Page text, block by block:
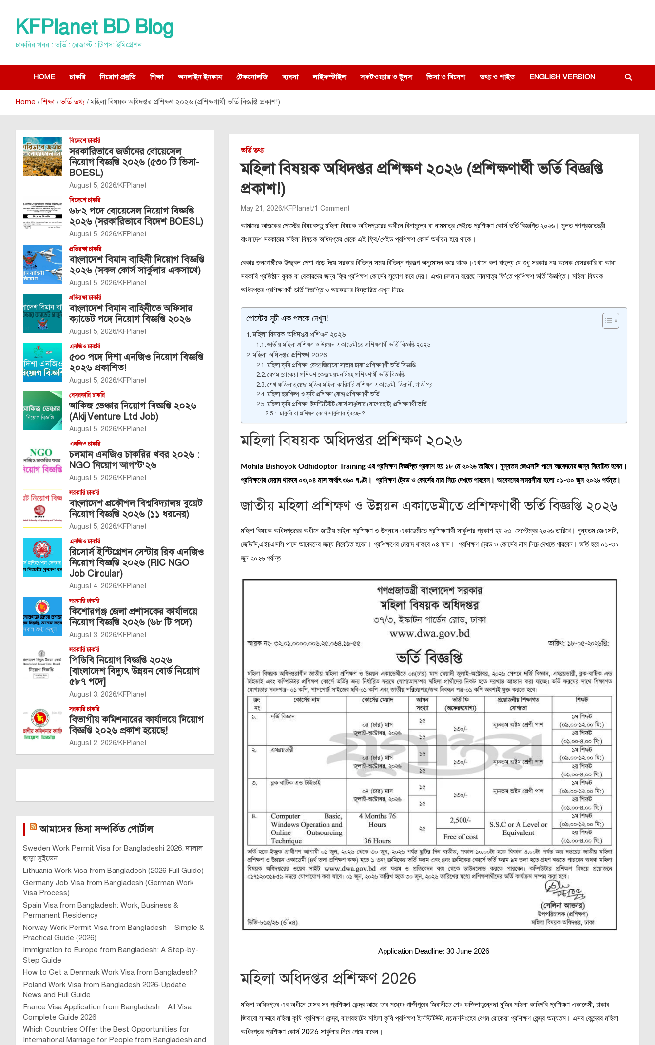
contentKFPlanet BD Blog
চাকরির খবর : ভর্তি : রেজাল্ট : টিপস: ইমিগ্রেশন
HOME চাকরি নিয়োগ প্রস্তুতি শিক্ষা অনলাইন ইনকাম টেকনোলজি ব্যবসা লাইফস্টাইল সফটওয়্যার ও টুলস ভিসা ও বিদেশ তথ্য ও গাইড ENGLISH VERSION
Home শিক্ষা ভর্তি তথ্য মহিলা বিষয়ক অধিদপ্তর প্রশিক্ষণ ২০২৬ (প্রশিক্ষণার্থী ভর্তি বিজ্ঞপ্তি প্রকাশ!)
ভর্তি তথ্য
মহিলা বিষয়ক অধিদপ্তর প্রশিক্ষণ ২০২৬ (প্রশিক্ষণার্থী ভর্তি বিজ্ঞপ্তি
প্রকাশ!)
May 21, 2026 KFPlanet 1 Comment
আমাদের আজকের পোস্টের বিষয়বস্তু মহিলা বিষয়ক অধিদপ্তরের অধীনে বিনামূল্যে বা নামমাত্র পেইডে প্রশিক্ষণ কোর্স ভর্তি বিজ্ঞপ্তি ২০২৬। মুলত গণপ্রজাতন্ত্রী
বাংলাদেশ সরকারের মহিলা বিষয়ক অধিদপ্তর থেকে এই ফ্রি/পেইড প্রশিক্ষণ কোর্স অর্থায়ন হয়ে থাকে।
বেকার জনগোষ্ঠীকে উজ্জ্বল পেশা গড়ে দিয়ে সরকার বিভিন্ন সময় বিভিন্ন প্রকল্প অনুমোদন করে থাকে।এখানে বলা বাহুল্য যে শুধু সরকার নয় অনেক বেসরকারি বা আধা
সরকারি প্রতিষ্ঠান যুবক বা বেকারদের জন্য ফ্রি প্রশিক্ষণ কোর্সের সুযোগ করে দেয়। এখন চলমান রয়েছে নামমাত্র ফি’তে প্রশিক্ষণ ভর্তি বিজ্ঞপ্তি। মহিলা বিষয়ক
অধিদপ্তর প্রশিক্ষণার্থী ভর্তি বিজ্ঞপ্তি ও আবেদনের বিস্তারিত দেখুন নিচেঃ
পোস্টের সূচী এক পলকে দেখুন!
মহিলা বিষয়ক অধিদপ্তর প্রশিক্ষণ ২০২৬
জাতীয় মহিলা প্রশিক্ষণ ও উন্নয়ন একাডেমীতে প্রশিক্ষণার্থী ভর্তি বিজ্ঞপ্তি ২০২৬
মহিলা অধিদপ্তর প্রশিক্ষণ 2026
মহিলা কৃষি প্রশিক্ষণ কেন্দ্র জিরাবো সাভার ঢাকা প্রশিক্ষণার্থী ভর্তি বিজ্ঞপ্তি
বেগম রোকেয়া প্রশিক্ষণ কেন্দ্র ময়মনসিংহ প্রশিক্ষণার্থী ভর্তি বিজ্ঞপ্তি
শেখ ফজিলাতুন্নেছা মুজিব মহিলা কারিগরি প্রশিক্ষণ একাডেমী, জিরানী, গাজীপুর
মহিলা হস্তশিল্প ও কৃষি প্রশিক্ষণ কেন্দ্র প্রশিক্ষণার্থী ভর্তি
মহিলা কৃষি প্রশিক্ষণ ইনস্টিটিউট কোর্স সার্কুলার (বাগেরহাট) প্রশিক্ষণার্থী ভর্তি
চাকুরি বা প্রশিক্ষণ কোর্স সার্কুলার খুঁজছেন?
মহিলা বিষয়ক অধিদপ্তর প্রশিক্ষণ ২০২৬
Mohila Bishoyok Odhidoptor Training এর প্রশিক্ষণ বিজ্ঞপ্তি প্রকাশ হয় ১৮ মে ২০২৬ তারিখে। নুন্যতম জেএসসি পাসে আবেদনের জন্য বিবেচিত হবেন।
প্রশিক্ষণের মেয়াদ থাকবে ০৩,০৪ মাস অর্থাৎ ৩৬০ ঘণ্টা। প্রশিক্ষণ ট্রেড ও কোর্সের নাম নিচে দেখতে পারবেন। আবেদনের সময়সীমা হলো ০১-৩০ জুন ২০২৬ পর্যন্ত।
জাতীয় মহিলা প্রশিক্ষণ ও উন্নয়ন একাডেমীতে প্রশিক্ষণার্থী ভর্তি বিজ্ঞপ্তি ২০২৬
মহিলা বিষয়ক অধিদপ্তরের অধীনে জাতীয় মহিলা প্রশিক্ষণ ও উন্নয়ন একাডেমীতে প্রশিক্ষণার্থী সার্কুলার প্রকাশ হয় ২৩ সেপ্টেম্বর ২০২৬ তারিখে। নুন্যতম জেএসসি,
জেডিসি,এইচএসসি পাসে আবেদনের জন্য বিবেচিত হবেন। প্রশিক্ষণের মেয়াদ থাকবে ০৪ মাস। প্রশিক্ষণ ট্রেড ও কোর্সের নাম নিচে দেখতে পারবেন। ভর্তি হবে ০১-৩০
জুন ২০২৬ পর্যন্ত
Application Deadline: 30 June 2026
মহিলা অধিদপ্তর প্রশিক্ষণ 2026
মহিলা অধিদপ্তর এর অধীনে যেসব সব প্রশিক্ষণ কেন্দ্র আছে তার মধ্যেঃ গাজীপুরের জিরানীতে শেখ ফজিলাতুন্নেছা মুজিব মহিলা কারিগরি প্রশিক্ষণ একাডেমী, ঢাকার
জিরাবো সাভারে মহিলা কৃষি প্রশিক্ষণ কেন্দ্র, বাগেরহাটের মহিলা কৃষি প্রশিক্ষণ ইনস্টিটিউট, ময়মনসিংহের বেগম রোকেয়া প্রশিক্ষণ কেন্দ্র অন্যতম। এসব কেন্দ্রের মহিলা
অধিদপ্তর প্রশিক্ষণ কোর্স 2026 সার্কুলার নিচে পেয়ে যাবেন।
বিদেশে চাকরি
সরকারিভাবে জর্ডানের বোয়েসেল
নিয়োগ বিজ্ঞপ্তি ২০২৬ (৫৩০ টি ভিসা-
BOESL)
August 5, 2026 KFPlanet
বিদেশে চাকরি
৬৮২ পদে বোয়েসেল নিয়োগ বিজ্ঞপ্তি
২০২৬ (সরকারিভাবে বিদেশ BOESL)
August 5, 2026 KFPlanet
প্রতিরক্ষা চাকরি
বাংলাদেশ বিমান বাহিনী নিয়োগ বিজ্ঞপ্তি
২০২৬ (সকল কোর্স সার্কুলার একসাথে)
August 5, 2026 KFPlanet
প্রতিরক্ষা চাকরি
বাংলাদেশ বিমান বাহিনীতে অফিসার
ক্যাডেট পদে নিয়োগ বিজ্ঞপ্তি ২০২৬
August 5, 2026 KFPlanet
এনজিও চাকরি
৫০০ পদে দিশা এনজিও নিয়োগ বিজ্ঞপ্তি
২০২৬ প্রকাশিত!
August 5, 2026 KFPlanet
বেসরকারি চাকরি
আকিজ ভেঞ্চার নিয়োগ বিজ্ঞপ্তি ২০২৬
(Akij Venture Ltd Job)
August 5, 2026 KFPlanet
এনজিও চাকরি
চলমান এনজিও চাকরির খবর ২০২৬ :
NGO নিয়োগ আগস্ট’২৬
August 5, 2026 KFPlanet
সরকারি চাকরি
বাংলাদেশ প্রকৌশল বিশ্ববিদ্যালয় বুয়েট
নিয়োগ বিজ্ঞপ্তি ২০২৬ (১১ ধরনের)
August 5, 2026 KFPlanet
এনজিও চাকরি
রিসোর্স ইন্টিগ্রেশন সেন্টার রিক এনজিও
নিয়োগ বিজ্ঞপ্তি ২০২৬ (RIC NGO
Job Circular)
August 4, 2026 KFPlanet
সরকারি চাকরি
কিশোরগঞ্জ জেলা প্রশাসকের কার্যালয়ে
নিয়োগ বিজ্ঞপ্তি ২০২৬ (৬৮ টি পদে)
August 3, 2026 KFPlanet
সরকারি চাকরি
পিডিবি নিয়োগ বিজ্ঞপ্তি ২০২৬
[বাংলাদেশ বিদ্যুৎ উন্নয়ন বোর্ড নিয়োগ
৫৮৭ পদে]
August 3, 2026 KFPlanet
সরকারি চাকরি
বিভাগীয় কমিশনারের কার্যালয়ে নিয়োগ
বিজ্ঞপ্তি ২০২৬ প্রকাশ হয়েছে!
August 2, 2026 KFPlanet
আমাদের ভিসা সম্পর্কিত পোর্টাল
Sweden Work Permit Visa for Bangladeshi 2026: দালাল
ছাড়া সুইডেন
Lithuania Work Visa from Bangladesh (2026 Full Guide)
Germany Job Visa from Bangladesh (German Work
Visa Process)
Spain Visa from Bangladesh: Work, Business &
Permanent Residency
Norway Work Permit Visa from Bangladesh – Simple &
Practical Guide (2026)
Immigration to Europe from Bangladesh: A Step-by-
Step Guide
How to Get a Denmark Work Visa from Bangladesh?
Poland Work Visa from Bangladesh 2026-Update
News and Full Guide
France Visa Application from Bangladesh – All Visa
Complete Guide 2026
Which Countries Offer the Best Opportunities for
International Marriage for People from Bangladesh and